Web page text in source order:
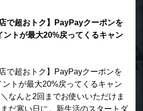
で超おトク】PayPayクーポンを
トが最大20%戻ってくるキャン
で超おトク】PayPayクーポンを
トが最大20%戻ってくるキャン
なんと2回までお使いいただけま
だ寒い日に。新生活のスタートダ